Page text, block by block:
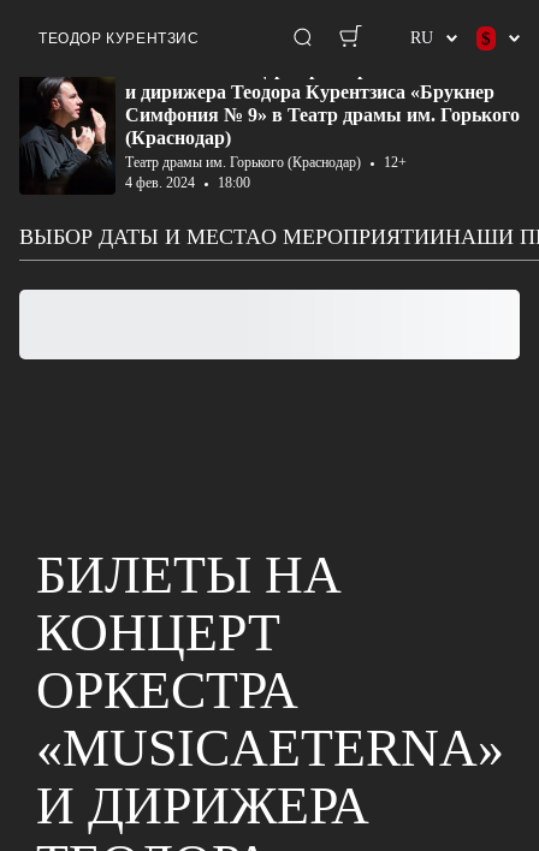
ТЕОДОР КУРЕНТЗИС $
$
€
RU
Оркестр «MusicAe...
и дирижера Теодора Курентзиса «Брукнер
Симфония № 9» в Театр драмы им. Горького
(Краснодар)
Театр драмы им. Горького (Краснодар)
12+
4 фев. 2024
18:00
ВЫБОР ДАТЫ И МЕСТАО МЕРОПРИЯТИИНАШИ
БИЛЕТЫ НА
КОНЦЕРТ
ОРКЕСТРА
«MUSICAETERNA»
И ДИРИЖЕРА